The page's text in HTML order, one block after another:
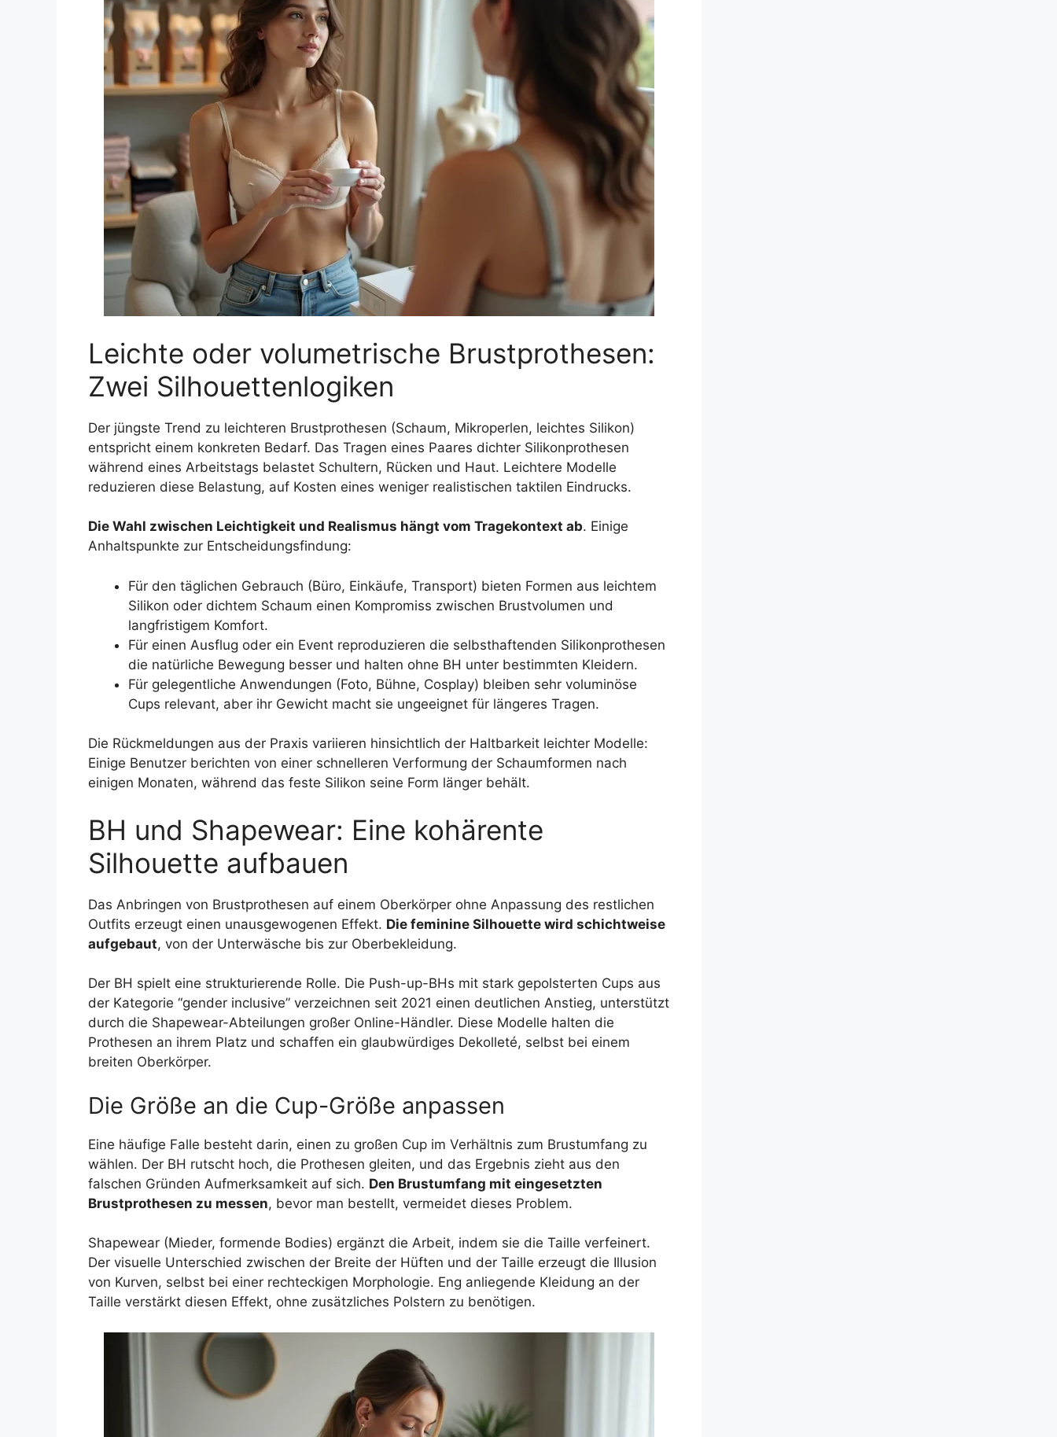
Leichte oder volumetrische Brustprothesen:
Zwei Silhouettenlogiken
Der jüngste Trend zu leichteren Brustprothesen (Schaum, Mikroperlen, leichtes Silikon)
entspricht einem konkreten Bedarf. Das Tragen eines Paares dichter Silikonprothesen
während eines Arbeitstags belastet Schultern, Rücken und Haut. Leichtere Modelle
reduzieren diese Belastung, auf Kosten eines weniger realistischen taktilen Eindrucks.
Die Wahl zwischen Leichtigkeit und Realismus hängt vom Tragekontext ab. Einige
Anhaltspunkte zur Entscheidungsfindung:
Für den täglichen Gebrauch (Büro, Einkäufe, Transport) bieten Formen aus leichtem
Silikon oder dichtem Schaum einen Kompromiss zwischen Brustvolumen und
langfristigem Komfort.
Für einen Ausflug oder ein Event reproduzieren die selbsthaftenden Silikonprothesen
die natürliche Bewegung besser und halten ohne BH unter bestimmten Kleidern.
Für gelegentliche Anwendungen (Foto, Bühne, Cosplay) bleiben sehr voluminöse
Cups relevant, aber ihr Gewicht macht sie ungeeignet für längeres Tragen.
Die Rückmeldungen aus der Praxis variieren hinsichtlich der Haltbarkeit leichter Modelle:
Einige Benutzer berichten von einer schnelleren Verformung der Schaumformen nach
einigen Monaten, während das feste Silikon seine Form länger behält.
BH und Shapewear: Eine kohärente
Silhouette aufbauen
Das Anbringen von Brustprothesen auf einem Oberkörper ohne Anpassung des restlichen
Outfits erzeugt einen unausgewogenen Effekt. Die feminine Silhouette wird schichtweise
aufgebaut, von der Unterwäsche bis zur Oberbekleidung.
Der BH spielt eine strukturierende Rolle. Die Push-up-BHs mit stark gepolsterten Cups aus
der Kategorie “gender inclusive” verzeichnen seit 2021 einen deutlichen Anstieg, unterstützt
durch die Shapewear-Abteilungen großer Online-Händler. Diese Modelle halten die
Prothesen an ihrem Platz und schaffen ein glaubwürdiges Dekolleté, selbst bei einem
breiten Oberkörper.
Die Größe an die Cup-Größe anpassen
Eine häufige Falle besteht darin, einen zu großen Cup im Verhältnis zum Brustumfang zu
wählen. Der BH rutscht hoch, die Prothesen gleiten, und das Ergebnis zieht aus den
falschen Gründen Aufmerksamkeit auf sich. Den Brustumfang mit eingesetzten
Brustprothesen zu messen, bevor man bestellt, vermeidet dieses Problem.
Shapewear (Mieder, formende Bodies) ergänzt die Arbeit, indem sie die Taille verfeinert.
Der visuelle Unterschied zwischen der Breite der Hüften und der Taille erzeugt die Illusion
von Kurven, selbst bei einer rechteckigen Morphologie. Eng anliegende Kleidung an der
Taille verstärkt diesen Effekt, ohne zusätzliches Polstern zu benötigen.